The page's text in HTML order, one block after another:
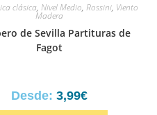
clásica, Nivel Medio, Rossini, Viento
Madera
de Sevilla Partituras de
Fagot
Desde: 3,99€